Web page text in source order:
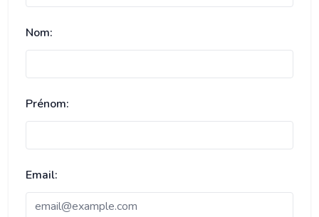
Nom:
Prénom:
Email: